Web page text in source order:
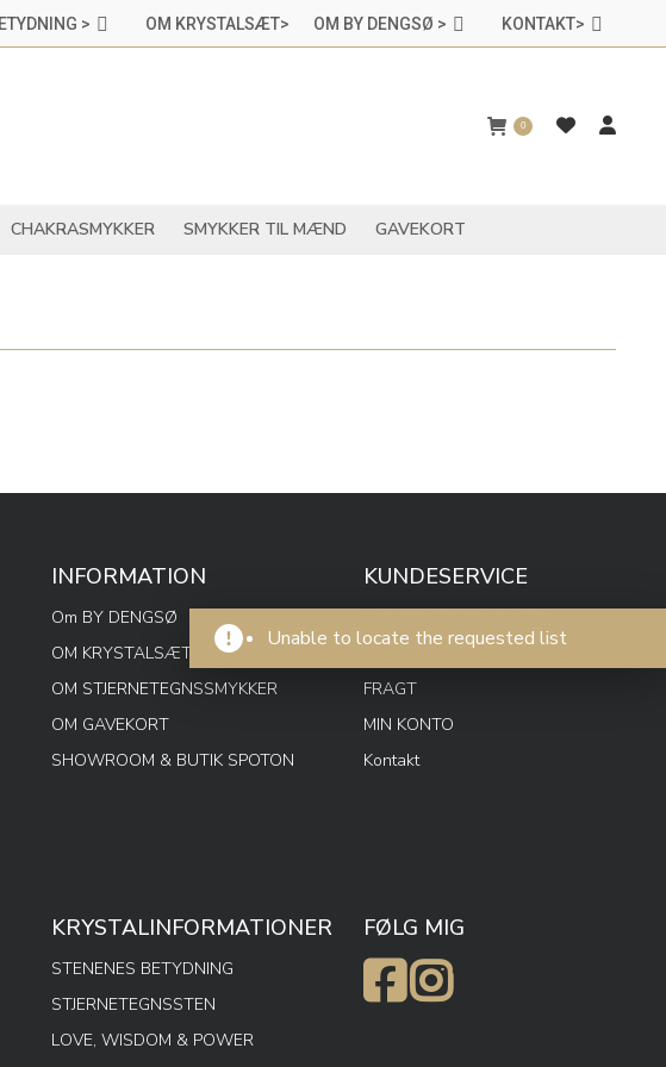
> OM KRYSTALSÆT> OM BY DENGSØ > KONTAKT>
0
CHAKRASMYKKER SMYKKER TIL MÆND GAVEKORT
Unable to locate the requested list
INFORMATION
Om BY DENGSØ
OM KRYSTALSÆT
OM STJERNETEGNSSMYKKER
OM GAVEKORT
SHOWROOM & BUTIK SPOTON
KUNDESERVICE
PRIVATPOLITIK
FRAGT
MIN KONTO
Kontakt
KRYSTALINFORMATIONER
STENENES BETYDNING
STJERNETEGNSSTEN
LOVE, WISDOM & POWER
FØLG MIG